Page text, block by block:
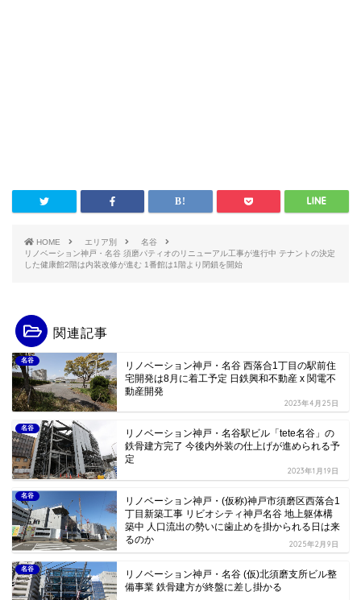
HOME エリア別
名谷
リノベーション神戸・名谷 須磨パティオのリニューアル工事が進行中 テナントの決定
した健康館2階は内装改修が進む 1番館は1階より閉鎖を開始
関連記事
名谷
リノベーション神戸・名谷 西落合1丁目の駅前住
宅開発は8月に着工予定 日鉄興和不動産 x 関電不
動産開発
2023年4月25日
名谷
リノベーション神戸・名谷駅ビル「tete名谷」の
鉄骨建方完了 今後内外装の仕上げが進められる予
定
2023年1月19日
名谷
リノベーション神戸・(仮称)神戸市須磨区西落合1
丁目新築工事 リビオシティ神戸名谷 地上躯体構
築中 人口流出の勢いに歯止めを掛かられる日は来
るのか
2025年2月9日
名谷
リノベーション神戸・名谷 (仮)北須磨支所ビル整
備事業 鉄骨建方が終盤に差し掛かる